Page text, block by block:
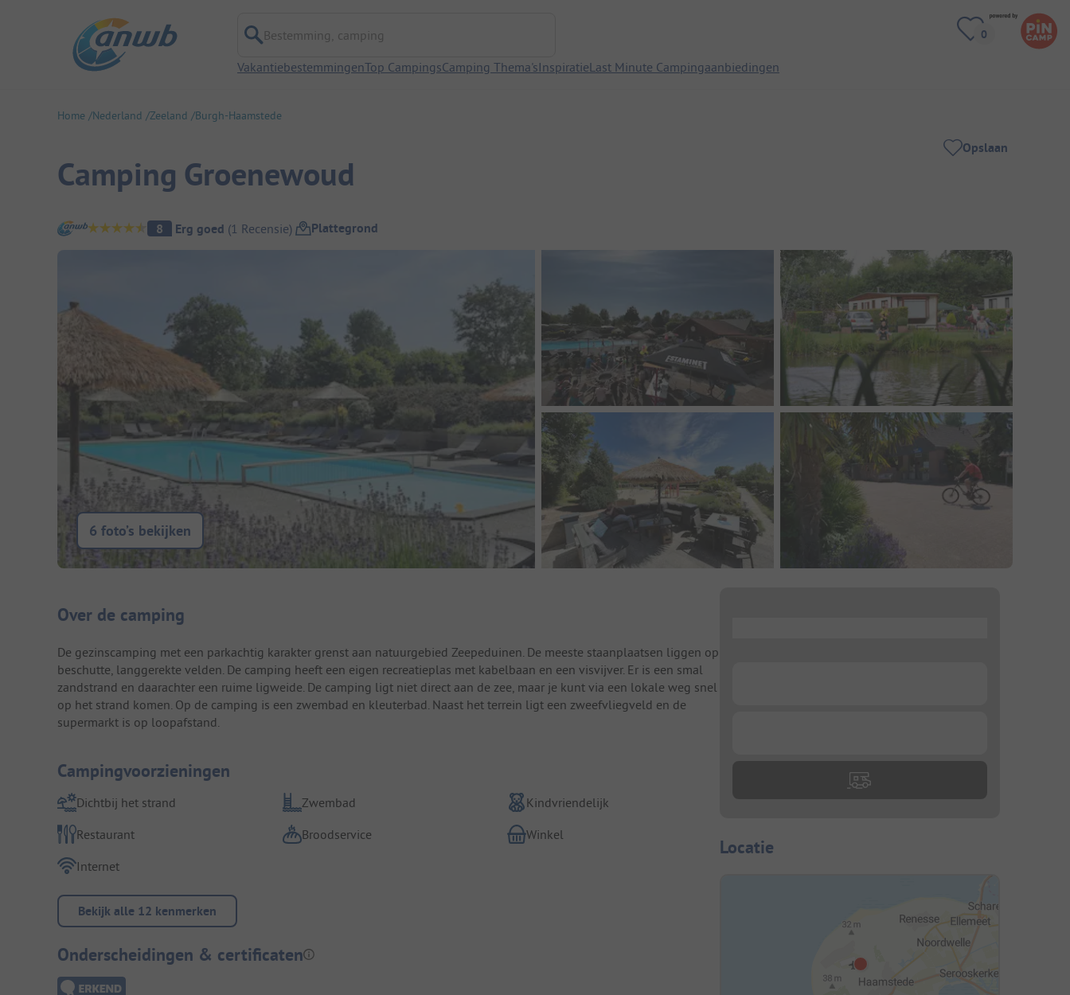
Bestemming, camping
VakantiebestemmingenTop CampingsCamping Thema'sInspiratieLast Minute Campingaanbiedingen
Home Nederland Zeeland Burgh-Haamstede
Camping Groenewoud
Opslaan
Camping overzicht
8 Erg goed (1 Recensie) Plattegrond
6 foto’s bekijken
Camping introductie
Over de camping
De gezinscamping met een parkachtig karakter grenst aan natuurgebied Zeepeduinen. De meeste staanplaatsen liggen op
beschutte, langgerekte velden. De camping heeft een eigen recreatieplas met kabelbaan en een visvijver. Er is een smal
zandstrand en daarachter een ruime ligweide. De camping ligt niet direct aan de zee, maar je kunt via een lokale weg snel
op het strand komen. Op de camping is een zwembad en kleuterbad. Naast het terrein ligt een zweefvliegveld en de
supermarkt is op loopafstand.
Campingvoorzieningen
Dichtbij het strand Zwembad
Kindvriendelijk
Restaurant
Broodservice
Winkel
Internet
Bekijk alle 12 kenmerken
Onderscheidingen & certificaten
Locatie